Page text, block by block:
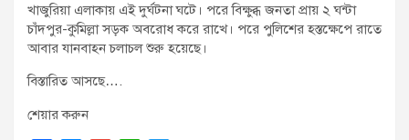
খাজুরিয়া এলাকায় এই দুর্ঘটনা ঘটে। পরে বিক্ষুব্ধ জনতা প্রায় ২ ঘন্টা
চাঁদপুর-কুমিল্লা সড়ক অবরোধ করে রাখে। পরে পুলিশের হস্তক্ষেপে রাতে
আবার যানবাহন চলাচল শুরু হয়েছে।
বিস্তারিত আসছে….
শেয়ার করুন